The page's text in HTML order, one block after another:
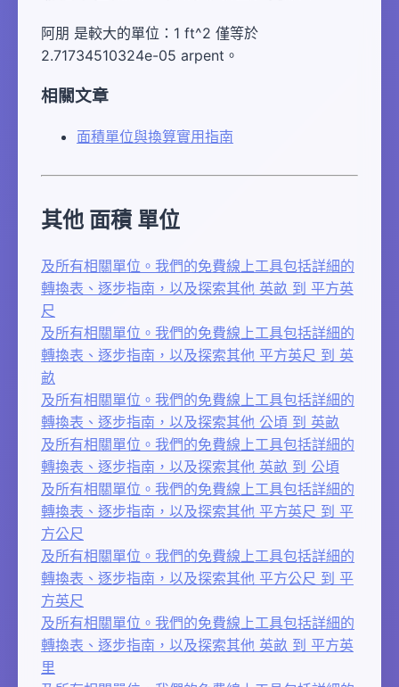
阿朋 是較大的單位：1 ft^2 僅等於
2.71734510324e-05 arpent。
相關文章
面積單位與換算實用指南
其他 面積 單位
及所有相關單位。我們的免費線上工具包括詳細的
轉換表、逐步指南，以及探索其他 英畝 到 平方英
尺
及所有相關單位。我們的免費線上工具包括詳細的
轉換表、逐步指南，以及探索其他 平方英尺 到 英
畝
及所有相關單位。我們的免費線上工具包括詳細的
轉換表、逐步指南，以及探索其他 公頃 到 英畝
及所有相關單位。我們的免費線上工具包括詳細的
轉換表、逐步指南，以及探索其他 英畝 到 公頃
及所有相關單位。我們的免費線上工具包括詳細的
轉換表、逐步指南，以及探索其他 平方英尺 到 平
方公尺
及所有相關單位。我們的免費線上工具包括詳細的
轉換表、逐步指南，以及探索其他 平方公尺 到 平
方英尺
及所有相關單位。我們的免費線上工具包括詳細的
轉換表、逐步指南，以及探索其他 英畝 到 平方英
里